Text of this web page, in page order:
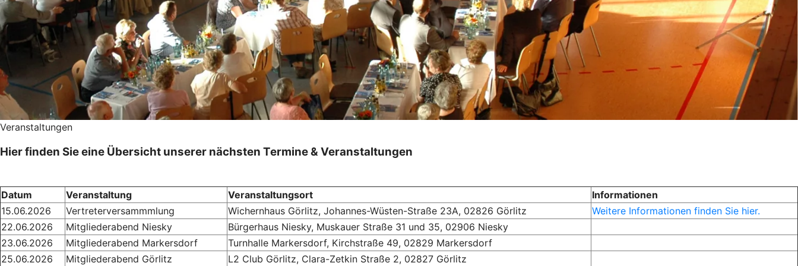
Veranstaltungen
Hier finden Sie eine Übersicht unserer nächsten Termine & Veranstaltungen
Datum Veranstaltung Veranstaltungsort
Informationen
15.06.2026
Vertreterversammmlung Wichernhaus Görlitz, Johannes-Wüsten-Straße 23A, 02826 Görlitz
Weitere Informationen finden Sie hier.
22.06.2026
Mitgliederabend Niesky
Bürgerhaus Niesky, Muskauer Straße 31 und 35, 02906 Niesky
23.06.2026
Mitgliederabend Markersdorf
Turnhalle Markersdorf, Kirchstraße 49, 02829 Markersdorf
25.06.2026
Mitgliederabend Görlitz L2 Club Görlitz, Clara-Zetkin Straße 2, 02827 Görlitz